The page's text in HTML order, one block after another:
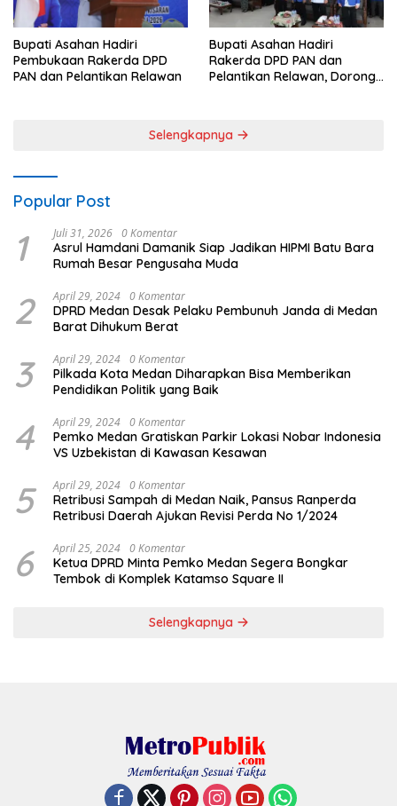
Bupati Asahan Hadiri
Pembukaan Rakerda DPD
PAN dan Pelantikan Relawan
Bupati Asahan Hadiri
Rakerda DPD PAN dan
Pelantikan Relawan, Dorong
Selengkapnya
Popular Post
1 Juli 31, 2026 0 Komentar
Asrul Hamdani Damanik Siap Jadikan HIPMI Batu Bara
Rumah Besar Pengusaha Muda
2 April 29, 2024 0 Komentar
DPRD Medan Desak Pelaku Pembunuh Janda di Medan
Barat Dihukum Berat
3 April 29, 2024 0 Komentar
Pilkada Kota Medan Diharapkan Bisa Memberikan
Pendidikan Politik yang Baik
4 April 29, 2024 0 Komentar
Pemko Medan Gratiskan Parkir Lokasi Nobar Indonesia
VS Uzbekistan di Kawasan Kesawan
5 April 29, 2024 0 Komentar
Retribusi Sampah di Medan Naik, Pansus Ranperda
Retribusi Daerah Ajukan Revisi Perda No 1/2024
6 April 25, 2024 0 Komentar
Ketua DPRD Minta Pemko Medan Segera Bongkar
Tembok di Komplek Katamso Square II
Selengkapnya